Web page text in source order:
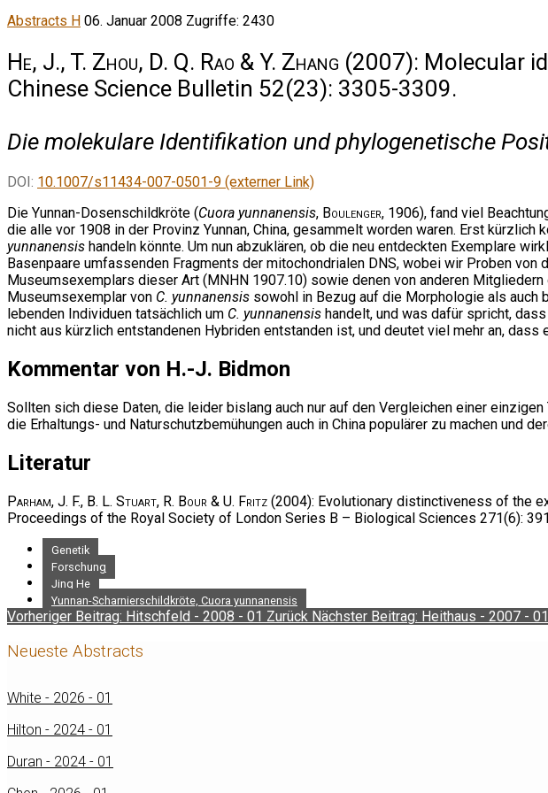
Abstracts H 06. Januar 2008 Zugriffe: 2430
He, J., T. Zhou, D. Q. Rao & Y. Zhang (2007): Molecular
Chinese Science Bulletin 52(23): 3305-3309.
Die molekulare Identifikation und phylogenetische
DOI: 10.1007/s11434-007-0501-9 (externer Link)
Die Yunnan-Dosenschildkröte (Cuora yunnanensis, Boulenger, 1906), fand viel
die alle vor 1908 in der Provinz Yunnan, China, gesammelt worden waren. Erst
yunnanensis handeln könnte. Um nun abzuklären, ob die neu entdeckten Exemplare
Basenpaare umfassenden Fragments der mitochondrialen DNS, wobei wir Proben von
Museumsexemplars dieser Art (MNHN 1907.10) sowie denen von anderen Mitgliedern
Museumsexemplar von C. yunnanensis sowohl in Bezug auf die Morphologie als auch
lebenden Individuen tatsächlich um C. yunnanensis handelt, und was dafür spricht,
nicht aus kürzlich entstandenen Hybriden entstanden ist, und deutet viel mehr an,
Kommentar von H.-J. Bidmon
Sollten sich diese Daten, die leider bislang auch nur auf den Vergleichen einer
die Erhaltungs- und Naturschutzbemühungen auch in China populärer zu machen und
Literatur
Parham, J. F., B. L. Stuart, R. Bour & U. Fritz (2004): Evolutionary distinctiveness of the
Proceedings of the Royal Society of London Series B – Biological Sciences 271(6):
Genetik
Forschung
Jing He
Yunnan-Scharnierschildkröte, Cuora yunnanensis
Vorheriger Beitrag: Hitschfeld - 2008 - 01 Zurück Nächster Beitrag: Heithaus - 2007 - 01
Neueste Abstracts
White - 2026 - 01
Hilton - 2024 - 01
Duran - 2024 - 01